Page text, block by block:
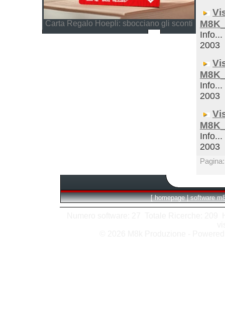
Carta Regalo Hoepli: sbocciano gli sconti
Info...
2003
Info...
2003
Info...
2003
[ homepage | software